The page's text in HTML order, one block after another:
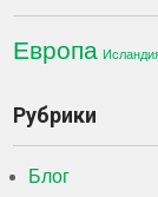
Европа
Рубрики
Блог